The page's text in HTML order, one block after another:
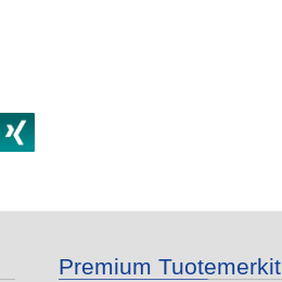
Premium Tuotemerkit